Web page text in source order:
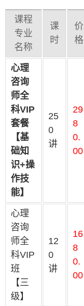
课程
专业
名称
课
时
价
格
心理
咨询
师全
科VIP
套餐
【基
础知
识+操
作技
能】
25
0
讲
29
8
0.
00
心理
咨询
师全
科VIP
班
【三
级】
12
0
讲
16
8
0.
00